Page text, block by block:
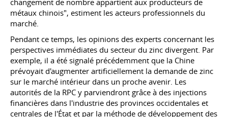
changement de nombre appartient aux producteurs de
métaux chinois", estiment les acteurs professionnels du
marché.
Pendant ce temps, les opinions des experts concernant les
perspectives immédiates du secteur du zinc divergent. Par
exemple, il a été signalé précédemment que la Chine
prévoyait d'augmenter artificiellement la demande de zinc
sur le marché intérieur dans un proche avenir. Les
autorités de la RPC y parviendront grâce à des injections
financières dans l'industrie des provinces occidentales et
centrales de l'État et par la méthode de développement des